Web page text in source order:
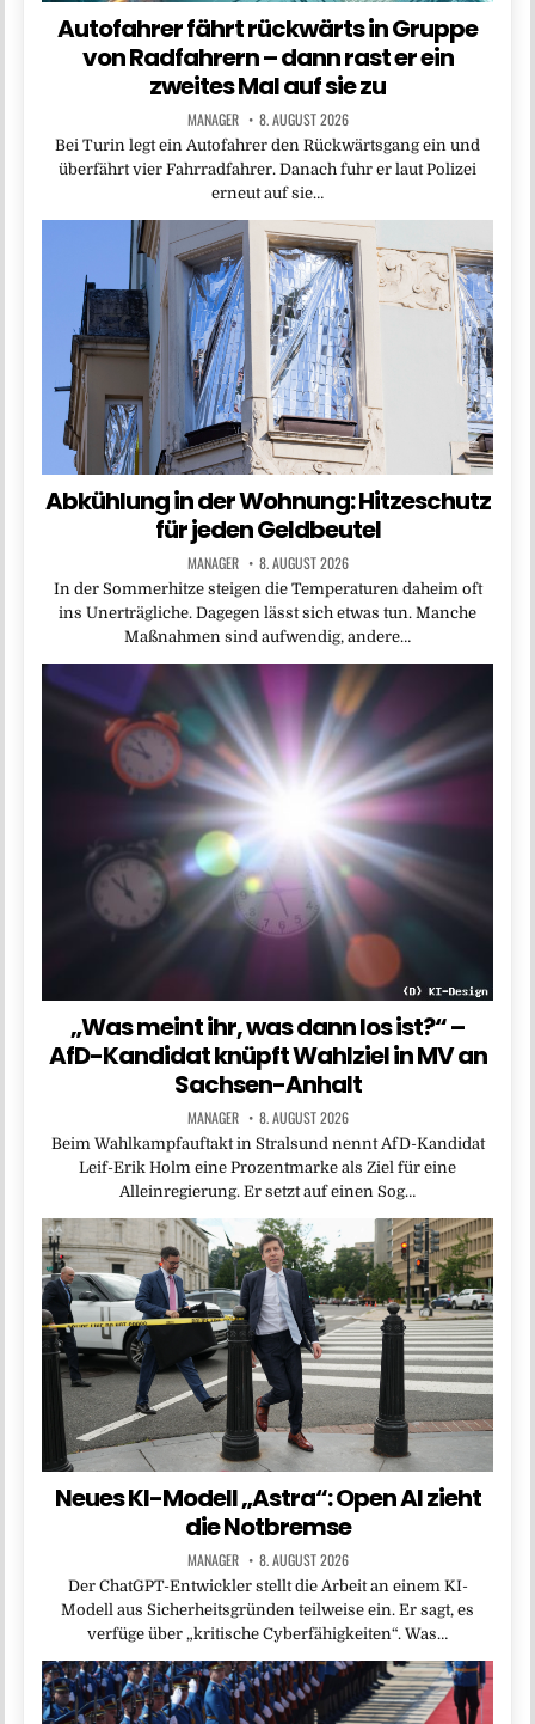
Autofahrer fährt rückwärts in Gruppe
von Radfahrern – dann rast er ein
zweites Mal auf sie zu
MANAGER 8. AUGUST 2026
Bei Turin legt ein Autofahrer den Rückwärtsgang ein und
überfährt vier Fahrradfahrer. Danach fuhr er laut Polizei
erneut auf sie…
Abkühlung in der Wohnung: Hitzeschutz
für jeden Geldbeutel
MANAGER 8. AUGUST 2026
In der Sommerhitze steigen die Temperaturen daheim oft
ins Unerträgliche. Dagegen lässt sich etwas tun. Manche
Maßnahmen sind aufwendig, andere…
„Was meint ihr, was dann los ist?“ –
AfD-Kandidat knüpft Wahlziel in MV an
Sachsen-Anhalt
MANAGER 8. AUGUST 2026
Beim Wahlkampfauftakt in Stralsund nennt AfD-Kandidat
Leif-Erik Holm eine Prozentmarke als Ziel für eine
Alleinregierung. Er setzt auf einen Sog…
Neues KI-Modell „Astra“: Open AI zieht
die Notbremse
MANAGER 8. AUGUST 2026
Der ChatGPT-Entwickler stellt die Arbeit an einem KI-
Modell aus Sicherheitsgründen teilweise ein. Er sagt, es
verfüge über „kritische Cyberfähigkeiten“. Was…